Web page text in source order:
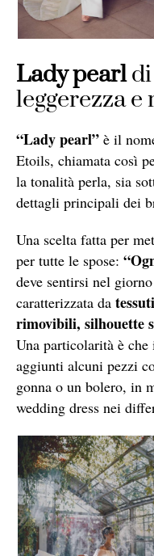
Lady pearl
leggerezza
“Lady pearl” è il
Etoils, chiamata così
la tonalità perla, sia
dettagli principali dei
Una scelta fatta per
per tutte le spose:
deve sentirsi nel
caratterizzata da
rimovibili, silhouette
Una particolarità è
aggiunti alcuni pezzi
gonna o un bolero, in
wedding dress nei